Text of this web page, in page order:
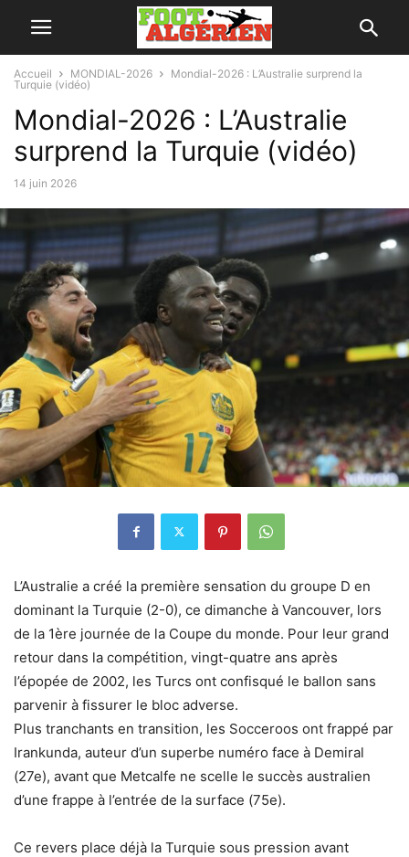
Accueil MONDIAL-2026
Mondial-2026 : L’Australie surprend la
Turquie (vidéo)
Mondial-2026 : L’Australie
surprend la Turquie (vidéo)
14 juin 2026
L’Australie a créé la première sensation du groupe D en
dominant la Turquie (2-0), ce dimanche à Vancouver, lors
de la 1ère journée de la Coupe du monde. Pour leur grand
retour dans la compétition, vingt-quatre ans après
l’épopée de 2002, les Turcs ont confisqué le ballon sans
parvenir à fissurer le bloc adverse.
Plus tranchants en transition, les Socceroos ont frappé par
Irankunda, auteur d’un superbe numéro face à Demiral
(27e), avant que Metcalfe ne scelle le succès australien
d’une frappe à l’entrée de la surface (75e).
Ce revers place déjà la Turquie sous pression avant